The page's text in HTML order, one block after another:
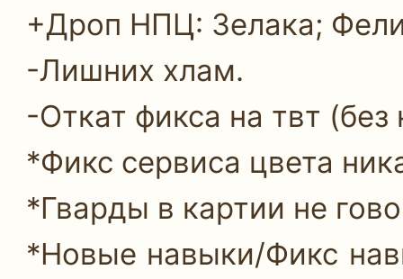
+Дроп НПЦ: Зелака;
-Лишних хлам.
-Откат фикса на твт (без
*Фикс сервиса цвета
*Гварды в картии не
*Новые навыки/Фикс